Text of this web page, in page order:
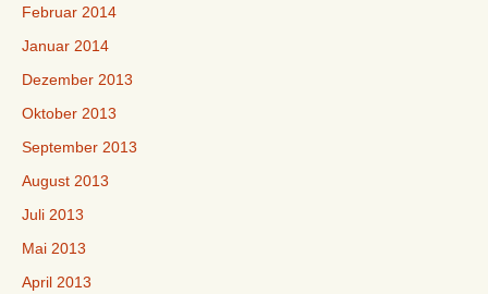
Februar 2014
Januar 2014
Dezember 2013
Oktober 2013
September 2013
August 2013
Juli 2013
Mai 2013
April 2013